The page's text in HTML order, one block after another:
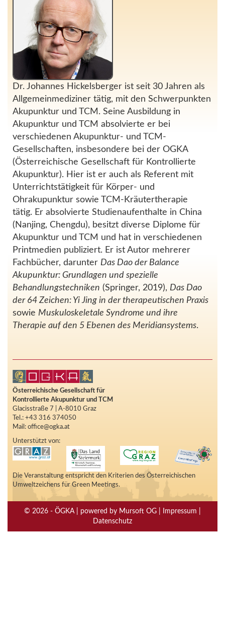
Dr. Johannes Hickelsberger ist seit 30 Jahren als
Allgemeinmediziner tätig, mit den Schwerpunkten
Akupunktur und TCM. Seine Ausbildung in
Akupunktur und TCM absolvierte er bei
verschiedenen Akupunktur- und TCM-
Gesellschaften, insbesondere bei der OGKA
(Österreichische Gesellschaft für Kontrollierte
Akupunktur). Hier ist er auch als Referent mit
Unterrichtstätigkeit für Körper- und
Ohrakupunktur sowie TCM-Kräutertherapie
tätig. Er absolvierte Studienaufenthalte in China
(Nanjing, Chengdu), besitzt diverse Diplome für
Akupunktur und TCM und hat in verschiedenen
Printmedien publiziert. Er ist Autor mehrerer
Fachbücher, darunter Das Dao der Balance
Akupunktur: Grundlagen und spezielle
Behandlungstechniken (Springer, 2019), Das Dao
der 64 Zeichen: Yi Jing in der therapeutischen Praxis
sowie Muskuloskeletale Syndrome und ihre
Therapie auf den 5 Ebenen des Meridiansystems.
Österreichische Gesellschaft für
Kontrollierte Akupunktur und TCM
Glacisstraße 7 | A-8010 Graz
Tel.: +43 316 374050
Mail: office@ogka.at
Unterstützt von:
Die Veranstaltung entspricht den Kriterien des Österreichischen
Umweltzeichens für Green Meetings.
© 2026 - ÖGKA | powered by Mursoft OG | Impressum |
Datenschutz